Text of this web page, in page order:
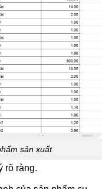
sản xuất
rõ ràng.